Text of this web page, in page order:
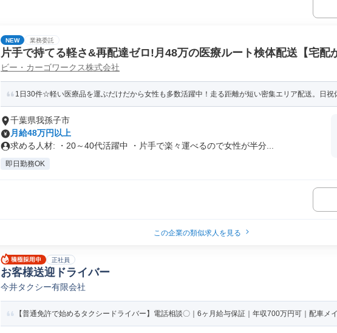
NEW 業務委託
片手で持てる軽さ&再配達ゼロ!月48万の医療ルート検体配送【宅配
急増】
ビー・カーゴワークス株式会社
1日30件☆軽い医療品を運ぶだけだから女性も多数活躍中！走る距離が短い密集エリア配送。日祝
千葉県我孫子市
月給48万円以上
求める人材: ・20～40代活躍中 ・片手で楽々運べるので女性が半分...
即日勤務OK
この企業の類似求人を見る
正社員
お客様送迎ドライバー
今井タクシー有限会社
【普通免許で始めるタクシードライバー】電話相談〇｜6ヶ月給与保証｜年収700万円可｜配車メ